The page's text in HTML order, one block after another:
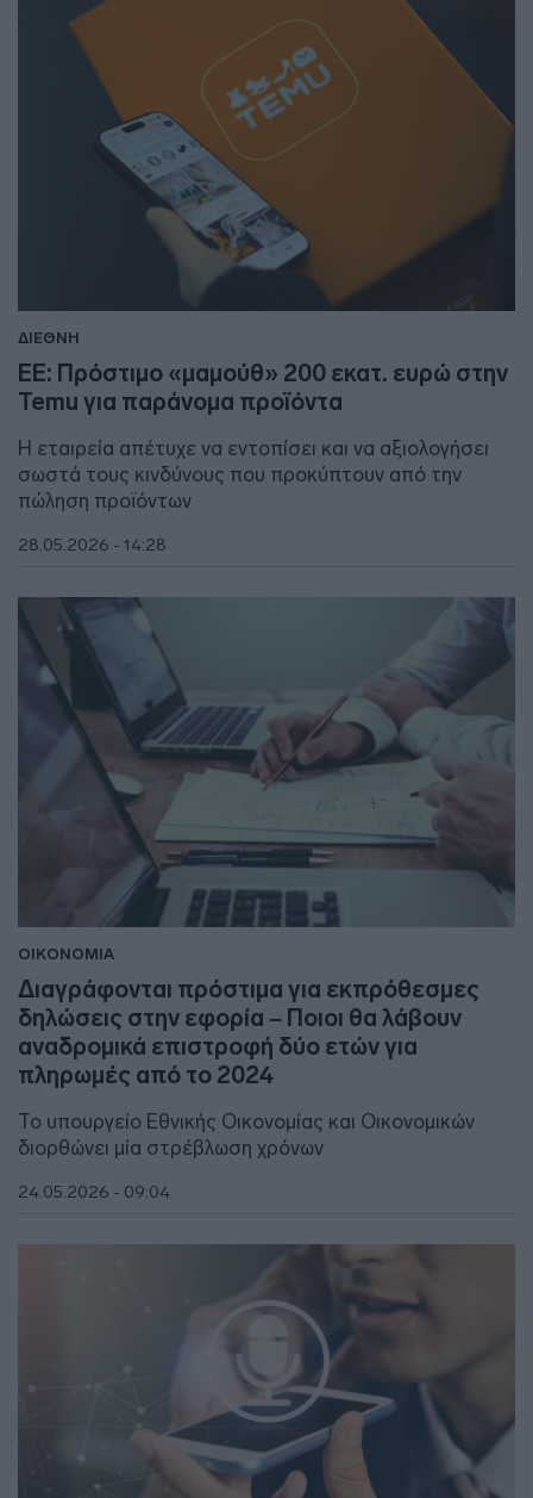
ΔΙΕΘΝΗ
ΕΕ: Πρόστιμο «μαμούθ» 200 εκατ. ευρώ στην
Temu για παράνομα προϊόντα
Η εταιρεία απέτυχε να εντοπίσει και να αξιολογήσει
σωστά τους κινδύνους που προκύπτουν από την
πώληση προϊόντων
28.05.2026 - 14:28
ΟΙΚΟΝΟΜΙΑ
Διαγράφονται πρόστιμα για εκπρόθεσμες
δηλώσεις στην εφορία – Ποιοι θα λάβουν
αναδρομικά επιστροφή δύο ετών για
πληρωμές από το 2024
Το υπουργείο Εθνικής Οικονομίας και Οικονομικών
διορθώνει μία στρέβλωση χρόνων
24.05.2026 - 09:04